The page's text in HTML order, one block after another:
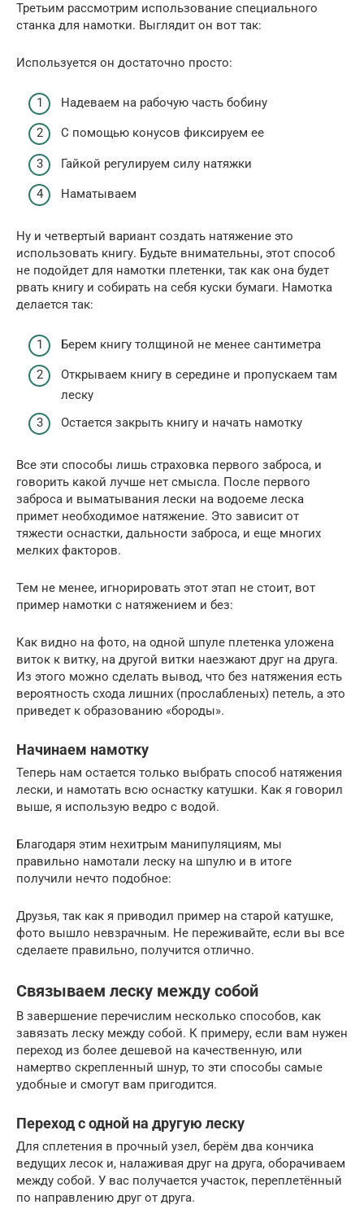
Третьим рассмотрим использование специального
станка для намотки. Выглядит он вот так:
Используется он достаточно просто:
Надеваем на рабочую часть бобину
С помощью конусов фиксируем ее
Гайкой регулируем силу натяжки
Наматываем
Ну и четвертый вариант создать натяжение это
использовать книгу. Будьте внимательны, этот способ
не подойдет для намотки плетенки, так как она будет
рвать книгу и собирать на себя куски бумаги. Намотка
делается так:
Берем книгу толщиной не менее сантиметра
Открываем книгу в середине и пропускаем там
леску
Остается закрыть книгу и начать намотку
Все эти способы лишь страховка первого заброса, и
говорить какой лучше нет смысла. После первого
заброса и выматывания лески на водоеме леска
примет необходимое натяжение. Это зависит от
тяжести оснастки, дальности заброса, и еще многих
мелких факторов.
Тем не менее, игнорировать этот этап не стоит, вот
пример намотки с натяжением и без:
Как видно на фото, на одной шпуле плетенка уложена
виток к витку, на другой витки наезжают друг на друга.
Из этого можно сделать вывод, что без натяжения есть
вероятность схода лишних (прослабленых) петель, а это
приведет к образованию «бороды».
Начинаем намотку
Теперь нам остается только выбрать способ натяжения
лески, и намотать всю оснастку катушки. Как я говорил
выше, я использую ведро с водой.
Благодаря этим нехитрым манипуляциям, мы
правильно намотали леску на шпулю и в итоге
получили нечто подобное:
Друзья, так как я приводил пример на старой катушке,
фото вышло невзрачным. Не переживайте, если вы все
сделаете правильно, получится отлично.
Связываем леску между собой
В завершение перечислим несколько способов, как
завязать леску между собой. К примеру, если вам нужен
переход из более дешевой на качественную, или
намертво скрепленный шнур, то эти способы самые
удобные и смогут вам пригодится.
Переход с одной на другую леску
Для сплетения в прочный узел, берём два кончика
ведущих лесок и, налаживая друг на друга, оборачиваем
между собой. У вас получается участок, переплетённый
по направлению друг от друга.